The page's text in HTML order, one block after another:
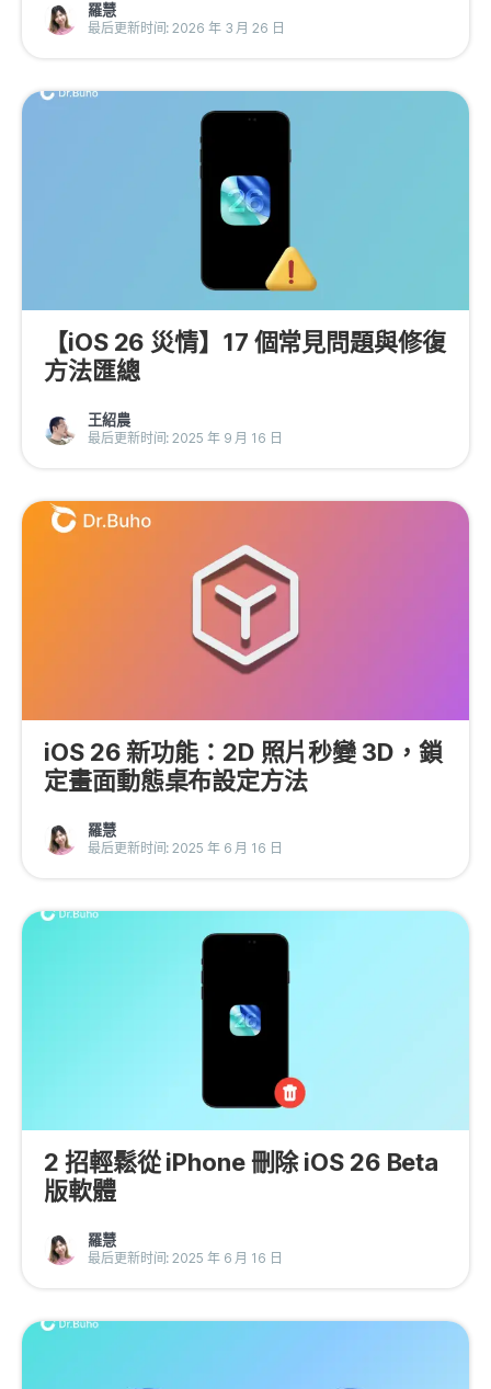
羅慧
最后更新时间: 2026 年 3 月 26 日
【iOS 26 災情】17 個常見問題與修復
方法匯總
王紹農
最后更新时间: 2025 年 9 月 16 日
iOS 26 新功能：2D 照片秒變 3D，鎖
定畫面動態桌布設定方法
羅慧
最后更新时间: 2025 年 6 月 16 日
2 招輕鬆從 iPhone 刪除 iOS 26 Beta
版軟體
羅慧
最后更新时间: 2025 年 6 月 16 日